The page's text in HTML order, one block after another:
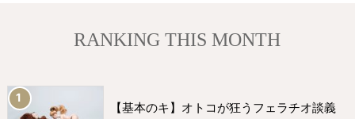
RANKING THIS MONTH
【基本のキ】オトコが狂うフェラチオ談義